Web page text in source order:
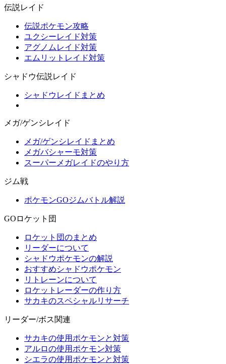
伝説レイド
伝説ポケモン攻略
ユクシーレイド対策
アグノムレイド対策
エムリットレイド対策
シャドウ伝説レイド
シャドウレイドまとめ
メガ/ゲンシレイド
メガ/ゲンシレイドまとめ
メガバシャーモ対策
スーパーメガレイドのやり方
ジム戦
ポケモンGOジムバトル解説
GOロケット団
ロケット団のまとめ
リーダーについて
シャドウポケモンの解説
おすすめシャドウポケモン
リトレーンについて
ロケットレーダーの作り方
サカキのスペシャルリサーチ
リーダー/ボス関連
サカキの使用ポケモンと対策
アルロの使用ポケモン対策
シエラの使用ポケモンと対策